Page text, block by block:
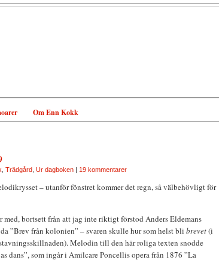
Om Enn Kokk
Trädgård, Ur dagboken| 19 kommentarer
– utanför fönstret kommer det regn, så välbehövligt för
med, bortsett från att jag inte riktigt förstod Anders Eldemans
”Brev från kolonien” – svaren skulle hur som helst bli brevet(i
Melodin till den här roliga texten snodde
dans”, som ingår i Amilcare Poncellis opera från 1876 ”La